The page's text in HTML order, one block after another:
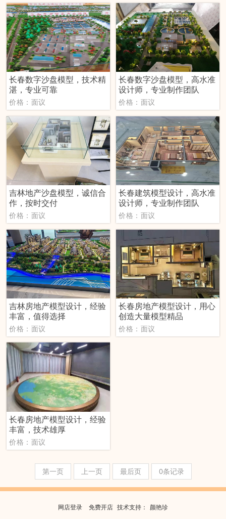
长春数字沙盘模型，技术精
湛，专业可靠
价格：面议
长春数字沙盘模型，高水准
设计师，专业制作团队
价格：面议
吉林地产沙盘模型，诚信合
作，按时交付
价格：面议
长春建筑模型设计，高水准
设计师，专业制作团队
价格：面议
吉林房地产模型设计，经验
丰富，值得选择
价格：面议
长春房地产模型设计，用心
创造大量模型精品
价格：面议
长春房地产模型设计，经验
丰富，技术雄厚
价格：面议
第一页 上一页 最后页 0条记录
网店登录 免费开店 技术支持 ： 颜艳珍